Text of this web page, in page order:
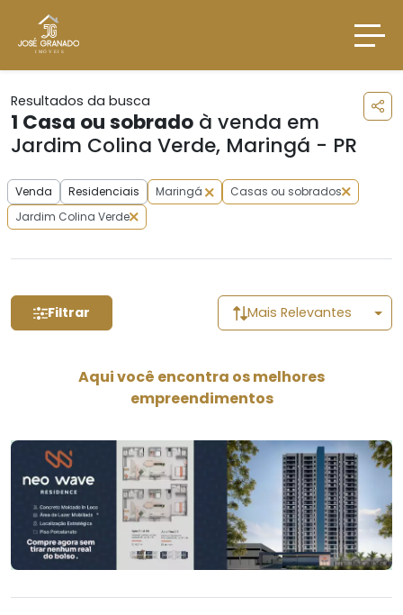
Resultados da busca
1 Casa ou sobrado à venda em
Jardim Colina Verde, Maringá - PR
Venda Residenciais Maringá
Casas ou sobrados
Jardim Colina Verde
Filtrar Mais Relevantes
Aqui você encontra os melhores
empreendimentos